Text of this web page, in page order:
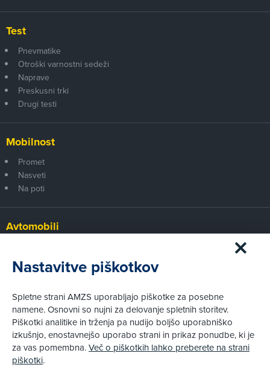
Test
Pnevmatike
Otroški varnostni sedeži
Naprave
Preskusni trki
Drugi testi
Mobilnost
Promet
Nasveti
Na poti
Avtomobili
Prvi pogled
Za volanom
Tehnika
Pravni vidiki
Piškotki
Nastavitve piškotkov
Spletne strani AMZS uporabljajo piškotke za posebne
namene. Osnovni so nujni za delovanje spletnih storitev.
Piškotki analitike in trženja pa nudijo boljšo uporabniško
izkušnjo, enostavnejšo uporabo strani in prikaz ponudbe, ki je
za vas pomembna.Več o piškotkih lahko preberete na strani
piškotki.